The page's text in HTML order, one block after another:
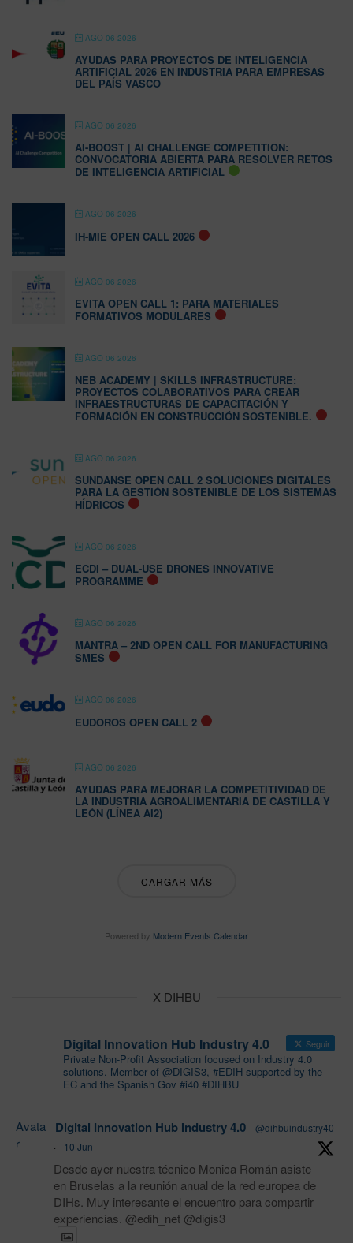
AGO 06 2026
AYUDAS PARA PROYECTOS DE INTELIGENCIA
ARTIFICIAL 2026 EN INDUSTRIA PARA EMPRESAS
DEL PAÍS VASCO
AGO 06 2026
AI-BOOST | AI CHALLENGE COMPETITION:
CONVOCATORIA ABIERTA PARA RESOLVER RETOS
DE INTELIGENCIA ARTIFICIAL
AGO 06 2026
IH-MIE OPEN CALL 2026
AGO 06 2026
EVITA OPEN CALL 1: PARA MATERIALES
FORMATIVOS MODULARES
AGO 06 2026
NEB ACADEMY | SKILLS INFRASTRUCTURE:
PROYECTOS COLABORATIVOS PARA CREAR
INFRAESTRUCTURAS DE CAPACITACIÓN Y
FORMACIÓN EN CONSTRUCCIÓN SOSTENIBLE.
AGO 06 2026
SUNDANSE OPEN CALL 2 SOLUCIONES DIGITALES
PARA LA GESTIÓN SOSTENIBLE DE LOS SISTEMAS
HÍDRICOS
AGO 06 2026
ECDI – DUAL-USE DRONES INNOVATIVE
PROGRAMME
AGO 06 2026
MANTRA – 2ND OPEN CALL FOR MANUFACTURING
SMES
AGO 06 2026
EUDOROS OPEN CALL 2
AGO 06 2026
AYUDAS PARA MEJORAR LA COMPETITIVIDAD DE
LA INDUSTRIA AGROALIMENTARIA DE CASTILLA Y
LEÓN (LÍNEA AI2)
CARGAR MÁS
Powered by Modern Events Calendar
X DIHBU
Digital Innovation Hub Industry 4.0 Seguir
Private Non-Profit Association focused on Industry 4.0
solutions. Member of @DIGIS3, #EDIH supported by the
EC and the Spanish Gov #i40 #DIHBU
Avata
r
Digital Innovation Hub Industry 4.0
@dihbuindustry40
·
10 Jun
Desde ayer nuestra técnico Monica Román asiste
en Bruselas a la reunión anual de la red europea de
DIHs. Muy interesante el encuentro para compartir
experiencias. @edih_net @digis3